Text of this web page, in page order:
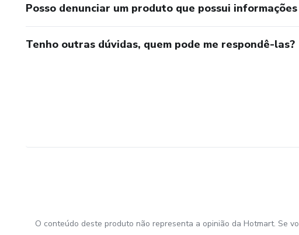
Posso denunciar um produto que possui
Tenho outras dúvidas, quem pode me respondê-las?
O conteúdo deste produto não representa a opinião da Hotmart. Se